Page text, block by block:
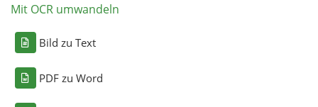
Mit OCR umwandeln
Bild zu Text
PDF zu Word